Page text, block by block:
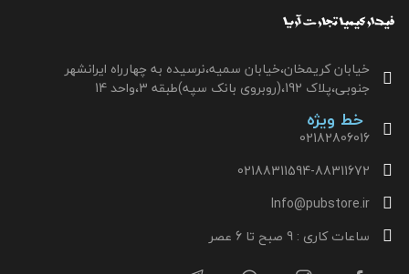
خیابان کریمخان،خیابان سمیه،نرسیده به چهارراه ایرانشهر
جنوبی،پلاک 192،(روبروی بانک سپه)طبقه 3،واحد 14
خط ویژه
02182806016
02188311594-88311672
Info@pubstore.ir
ساعات کاری : 9 صبح تا 6 عصر